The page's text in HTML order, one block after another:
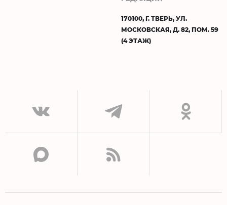
170100, Г. ТВЕРЬ, УЛ.
МОСКОВСКАЯ, Д. 82, ПОМ. 59
(4 ЭТАЖ)